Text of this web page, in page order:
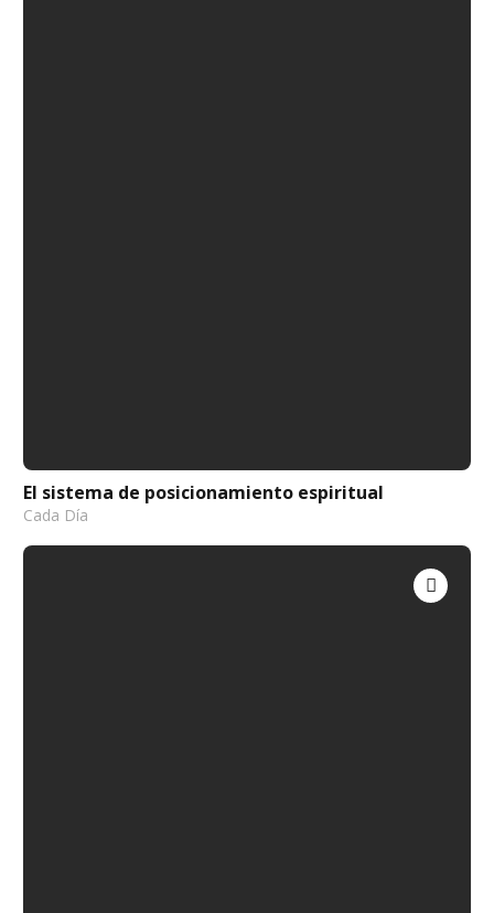
El sistema de posicionamiento espiritual
Cada Día